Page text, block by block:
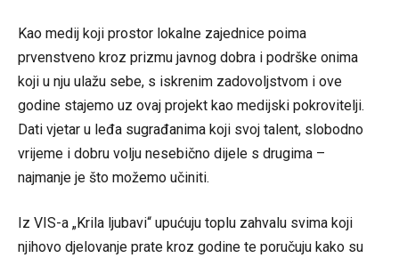
Kao medij koji prostor lokalne zajednice poima
prvenstveno kroz prizmu javnog dobra i podrške onima
koji u nju ulažu sebe, s iskrenim zadovoljstvom i ove
godine stajemo uz ovaj projekt kao medijski pokrovitelji.
Dati vjetar u leđa sugrađanima koji svoj talent, slobodno
vrijeme i dobru volju nesebično dijele s drugima –
najmanje je što možemo učiniti.
Iz VIS-a „Krila ljubavi“ upućuju toplu zahvalu svima koji
njihovo djelovanje prate kroz godine te poručuju kako su